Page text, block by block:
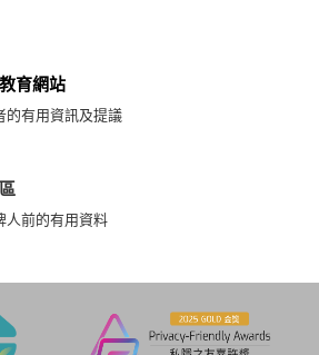
育網站
的有用資訊及提議
人前的有用資料